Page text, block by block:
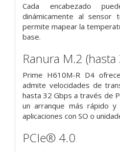
Cada encabezado
dinámicamente al sensor
permite mapear la
base.
Ranura M.2
Prime H610M-R D4
admite velocidades de
hasta 32 Gbps a través de
un arranque más rápido
aplicaciones con SO o
PCIe® 4.0